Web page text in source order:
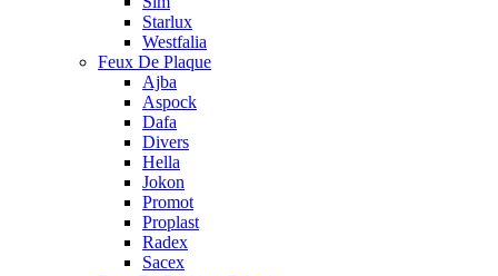
Starlux
Westfalia
Feux De Plaque
Ajba
Aspock
Dafa
Divers
Hella
Jokon
Promot
Proplast
Radex
Sacex